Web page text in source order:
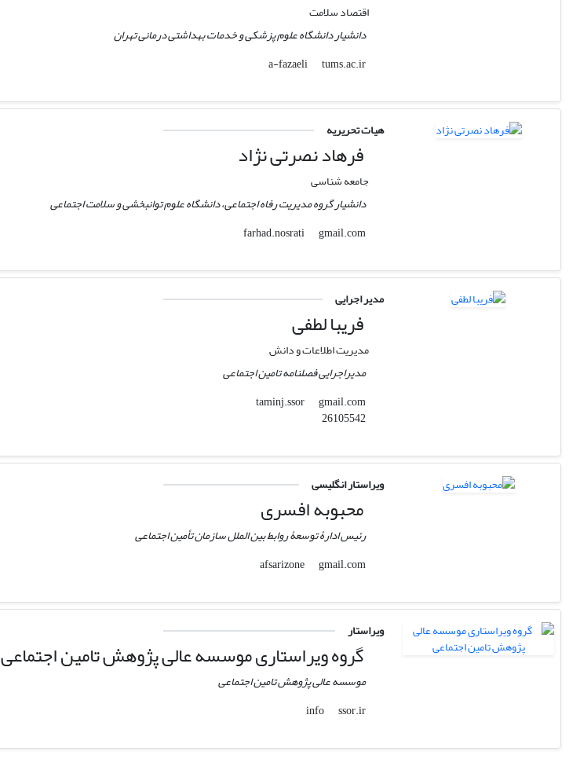
اقتصاد سلامت
دانشیار دانشگاه علوم پزشکی و خدمات بهداشتی درمانی تهران
a-fazaeli
tums.ac.ir
هیات تحریریه
فرهاد نصرتی نژاد
جامعه شناسی
دانشیار گروه مدیریت رفاه اجتماعی، دانشگاه علوم توانبخشی و سلامت اجتماعی
farhad.nosrati
gmail.com
مدیر اجرایی
فریبا لطفی
مدیریت اطلاعات و دانش
مدیراجرایی فصلنامه تامین اجتماعی
taminj.ssor
gmail.com
26105542
ویراستار انگلیسی
محبوبه افسری
رئیس ادارۀ توسعۀ روابط بین الملل سازمان تأمین اجتماعی
afsarizone
gmail.com
ویراستار
گروه ویراستاری موسسه عالی پژوهش تامین اجتماعی
موسسه عالی پژوهش تامین اجتماعی
info
ssor.ir